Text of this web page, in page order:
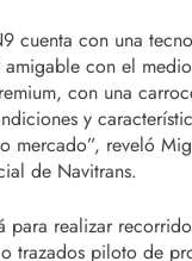
cuenta con una
amigable con el
con una
y
mercado”, reveló
de Navitrans.
para realizar
trazados piloto de